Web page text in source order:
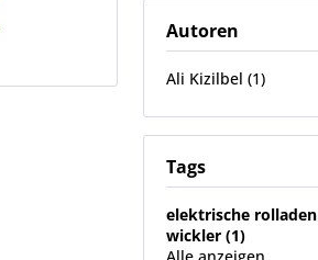
Autoren
Ali Kizilbel (1)
Tags
elektrische rolladen
wickler (1)